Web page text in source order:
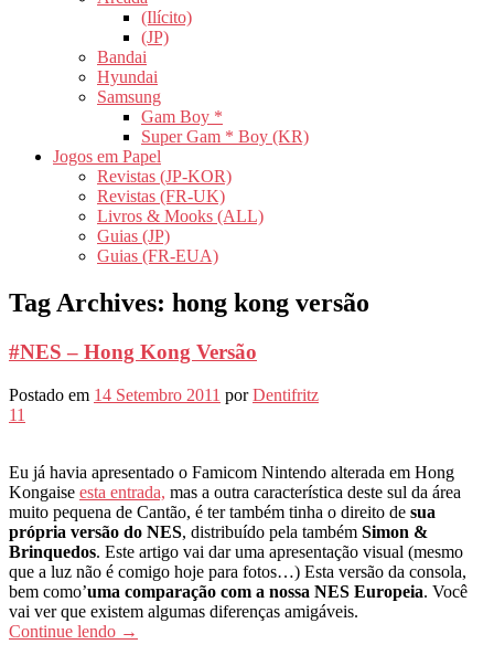
(Ilícito)
(JP)
Bandai
Hyundai
Samsung
Gam Boy *
Super Gam * Boy (KR)
Jogos em Papel
Revistas (JP-KOR)
Revistas (FR-UK)
Livros & Mooks (ALL)
Guias (JP)
Guias (FR-EUA)
Tag Archives: hong kong versão
#NES – Hong Kong Versão
Postado em 14 Setembro 2011 porDentifritz
11
Eu já havia apresentado o Famicom Nintendo alterada em Hong
Kongaise esta entrada, mas a outra característica deste sul da área
muito pequena de Cantão, é ter também tinha o direito de sua
própria versão do NES, distribuído pela também Simon &
Brinquedos. Este artigo vai dar uma apresentação visual (mesmo
que a luz não é comigo hoje para fotos…) Esta versão da consola,
bem como’uma comparação com a nossa NES Europeia. Você
vai ver que existem algumas diferenças amigáveis.
Continue lendo →